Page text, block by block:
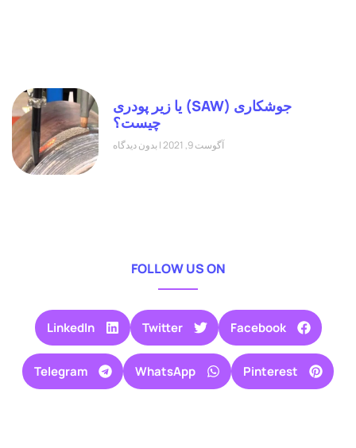
جوشکاری (SAW) یا زیر پودری
چیست؟
آگوست 9, 2021 بدون دیدگاه
FOLLOW US ON
Facebook
Twitter
LinkedIn
Pinterest
WhatsApp
Telegram